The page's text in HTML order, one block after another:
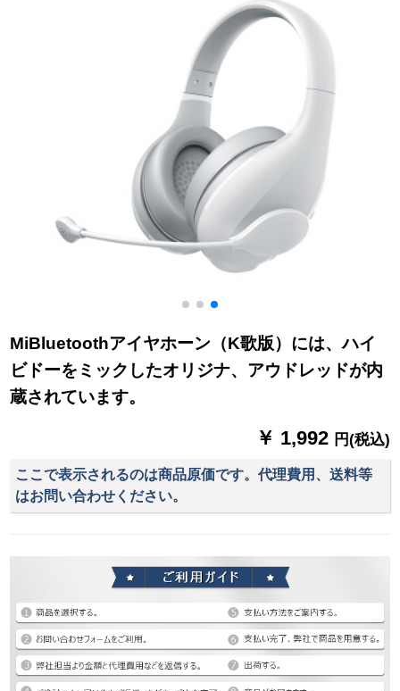
MiBluetoothアイヤホーン（K歌版）には、ハイ
ビドーをミックしたオリジナ、アウドレッドが内
蔵されています。
￥ 1,992 円(税込)
ここで表示されるのは商品原価です。代理費用、送料等
はお問い合わせください。